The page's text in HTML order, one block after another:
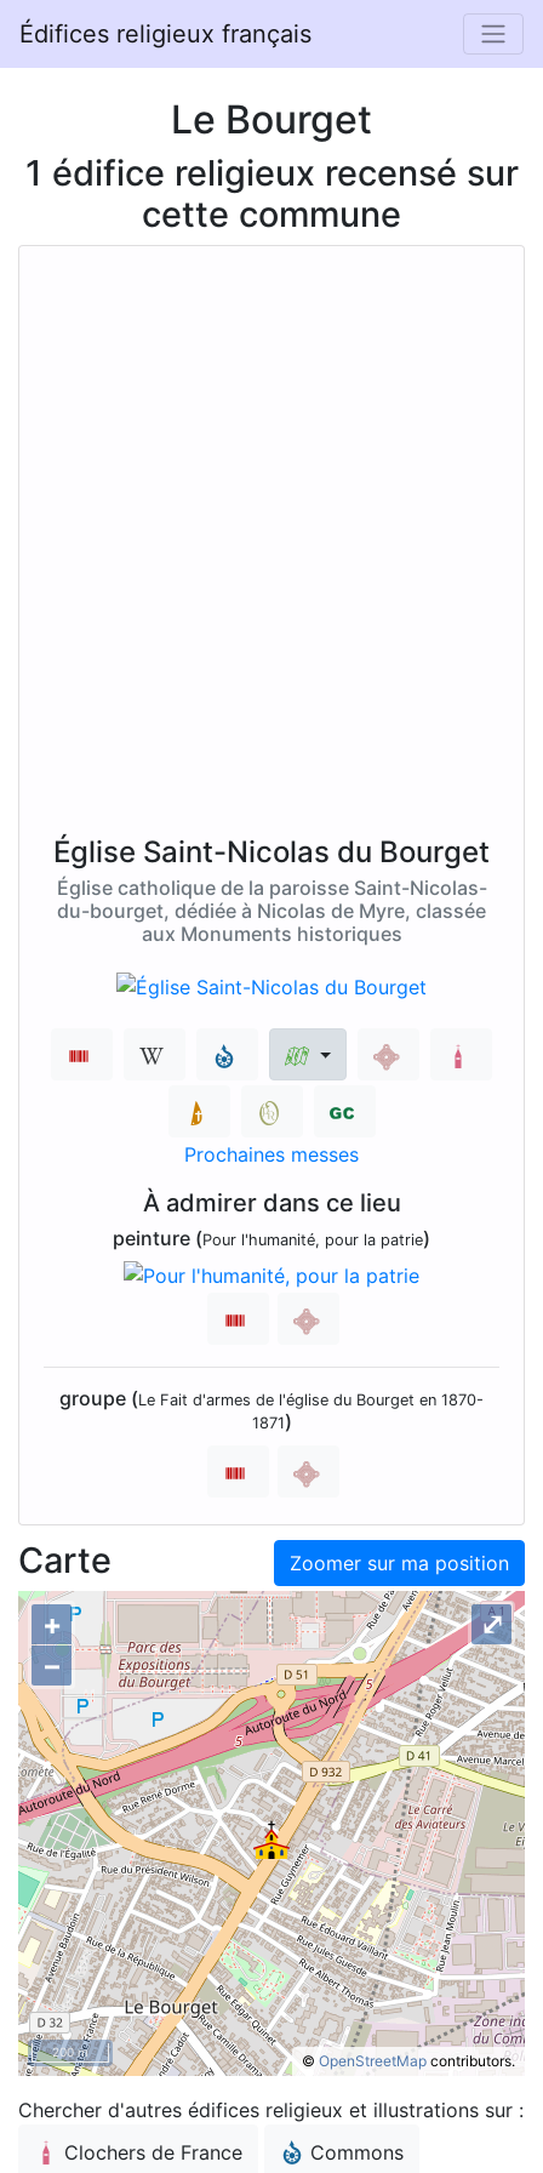
Édifices religieux français
Le Bourget
1 édifice religieux recensé sur
cette commune
Église Saint-Nicolas du Bourget
Église catholique de la paroisse Saint-Nicolas-
du-bourget, dédiée à Nicolas de Myre, classée
aux Monuments historiques
Prochaines messes
À admirer dans ce lieu
peinture (Pour l'humanité, pour la patrie)
groupe (Le Fait d'armes de l'église du Bourget en 1870-
1871)
Zoomer sur ma position
Carte
+
–
© OpenStreetMap contributors.
⤢
200 m
Chercher d'autres édifices religieux et illustrations sur :
Clochers de France
Commons